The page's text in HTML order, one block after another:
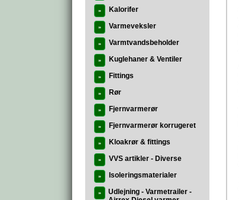
» Kalorifer
» Varmeveksler
» Varmtvandsbeholder
» Kuglehaner & Ventiler
» Fittings
» Rør
» Fjernvarmerør
» Fjernvarmerør korrugeret
» Kloakrør & fittings
» VVS artikler - Diverse
» Isoleringsmaterialer
»
Udlejning - Varmetrailer -